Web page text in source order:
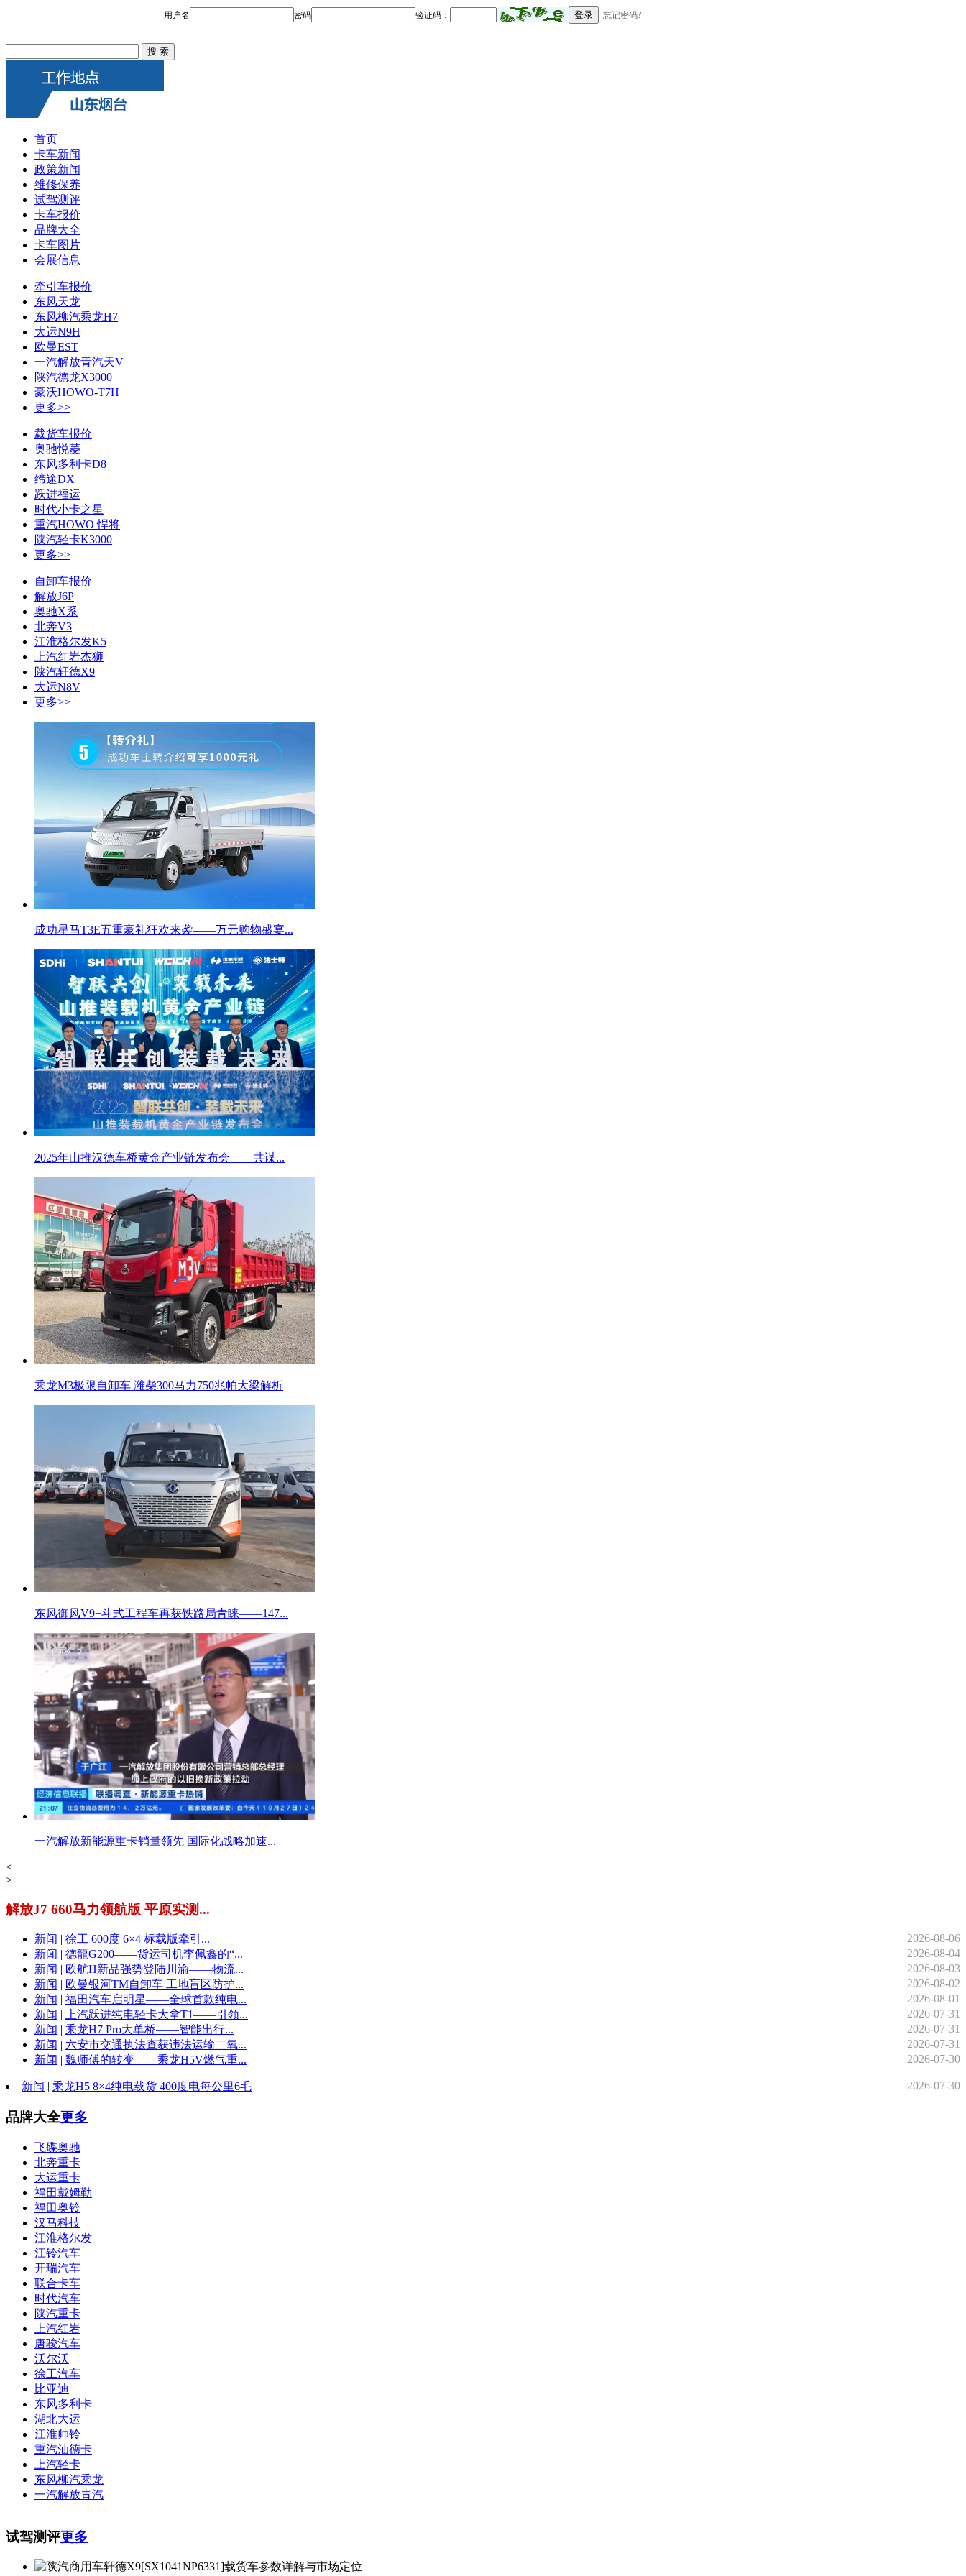
首页
卡车新闻
政策新闻
维修保养
试驾测评
卡车报价
品牌大全
卡车图片
会展信息
牵引车报价
东风天龙
东风柳汽乘龙H7
大运N9H
欧曼EST
一汽解放青汽天V
陕汽德龙X3000
豪沃HOWO-T7H
更多>>
载货车报价
奥驰悦菱
东风多利卡D8
缔途DX
跃进福运
时代小卡之星
重汽HOWO 悍将
陕汽轻卡K3000
更多>>
自卸车报价
解放J6P
奥驰X系
北奔V3
江淮格尔发K5
上汽红岩杰狮
陕汽轩德X9
大运N8V
更多>>
成功星马T3E五重豪礼狂欢来袭——万元购物盛宴...
2025年山推汉德车桥黄金产业链发布会——共谋...
乘龙M3极限自卸车 潍柴300马力750兆帕大梁解析
东风御风V9+斗式工程车再获铁路局青睐——147...
一汽解放新能源重卡销量领先 国际化战略加速...
<
>
解放J7 660马力领航版 平原实测...
新闻 | 徐工 600度 6×4 标载版牵引...
2026-08-06
新闻 | 德龍G200——货运司机李佩鑫的“...
2026-08-04
新闻 | 欧航H新品强势登陆川渝——物流...
2026-08-03
新闻 | 欧曼银河TM自卸车 工地盲区防护...
2026-08-02
新闻 | 福田汽车启明星——全球首款纯电...
2026-08-01
新闻 | 上汽跃进纯电轻卡大拿T1——引领...
2026-07-31
新闻 | 乘龙H7 Pro大单桥——智能出行...
2026-07-31
新闻 | 六安市交通执法查获违法运输二氧...
2026-07-31
新闻 | 魏师傅的转变——乘龙H5V燃气重... 2026-07-30
新闻 | 乘龙H5 8×4纯电载货 400度电每公里6毛 2026-07-30
品牌大全更多
飞碟奥驰
北奔重卡
大运重卡
福田戴姆勒
福田奥铃
汉马科技
江淮格尔发
江铃汽车
开瑞汽车
联合卡车
时代汽车
陕汽重卡
上汽红岩
唐骏汽车
沃尔沃
徐工汽车
比亚迪
东风多利卡
湖北大运
江淮帅铃
重汽汕德卡
上汽轻卡
东风柳汽乘龙
一汽解放青汽
试驾测评更多